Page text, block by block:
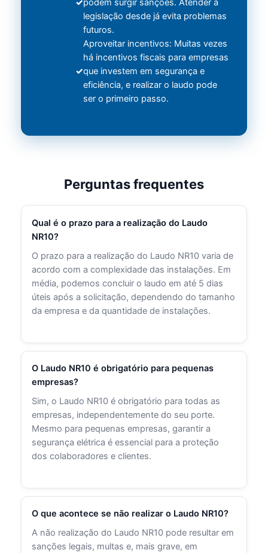
podem surgir sanções. Atender à
legislação desde já evita problemas
futuros.
Aproveitar incentivos: Muitas vezes
há incentivos fiscais para empresas
que investem em segurança e
eficiência, e realizar o laudo pode
ser o primeiro passo.
Perguntas frequentes
Qual é o prazo para a realização do Laudo
NR10?
O prazo para a realização do Laudo NR10 varia de
acordo com a complexidade das instalações. Em
média, podemos concluir o laudo em até 5 dias
úteis após a solicitação, dependendo do tamanho
da empresa e da quantidade de instalações.
O Laudo NR10 é obrigatório para pequenas
empresas?
Sim, o Laudo NR10 é obrigatório para todas as
empresas, independentemente do seu porte.
Mesmo para pequenas empresas, garantir a
segurança elétrica é essencial para a proteção
dos colaboradores e clientes.
O que acontece se não realizar o Laudo NR10?
A não realização do Laudo NR10 pode resultar em
sanções legais, multas e, mais grave, em